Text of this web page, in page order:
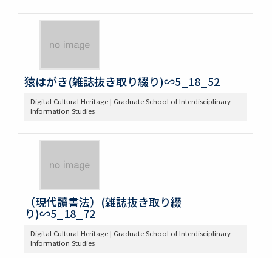
猿はがき(雑誌抜き取り綴り)∽5_18_52
Digital Cultural Heritage | Graduate School of Interdisciplinary
Information Studies
（現代讀書法）(雑誌抜き取り綴
り)∽5_18_72
Digital Cultural Heritage | Graduate School of Interdisciplinary
Information Studies